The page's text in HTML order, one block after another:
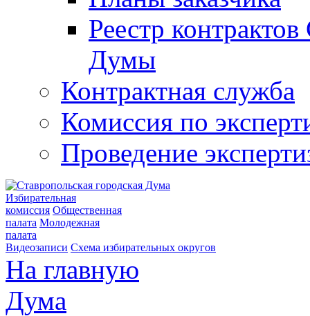
Реестр
Думы
Контрактная служба
Комиссия по
Проведение
Избирательная
комиссия Общественная
палата Молодежная
палата
Видеозаписи Схема избирательных округов
На главную
Дума